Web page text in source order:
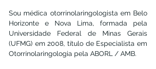
Sou médica otorrinolaringologista em Belo
Horizonte e Nova Lima, formada pela
Universidade Federal de Minas Gerais
(UFMG) em 2008, título de Especialista em
Otorrinolaringologia pela ABORL / AMB.